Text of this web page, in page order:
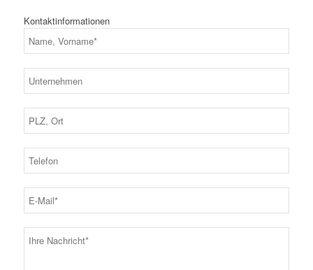
Kontaktinformationen